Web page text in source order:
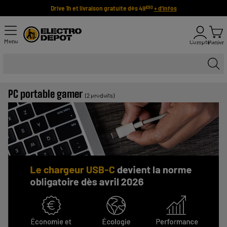
Drive 1h et livraison gratuite dès 49€90 + d'infos
Menu ComptePanier
PC portable gamer (2 produits)